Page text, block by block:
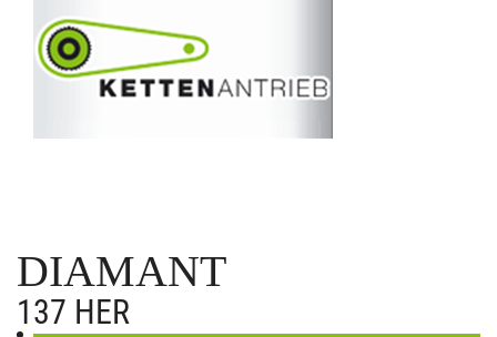
DIAMANT
137 HER